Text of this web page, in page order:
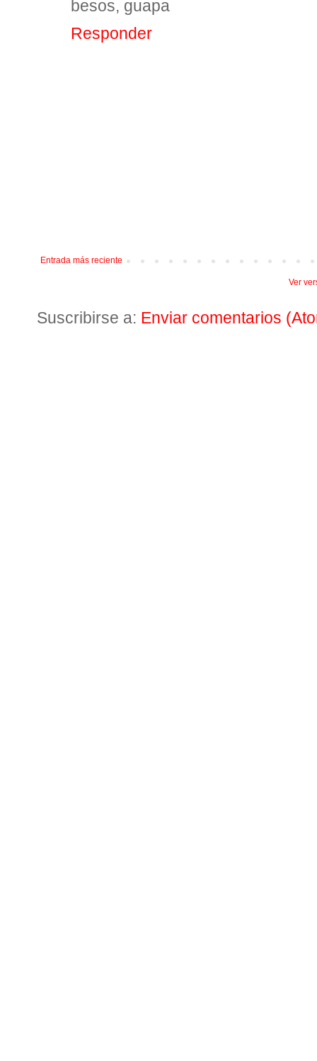
besos, guapa
Responder
Entrada más reciente
Ver
Suscribirse a: Enviar comentarios